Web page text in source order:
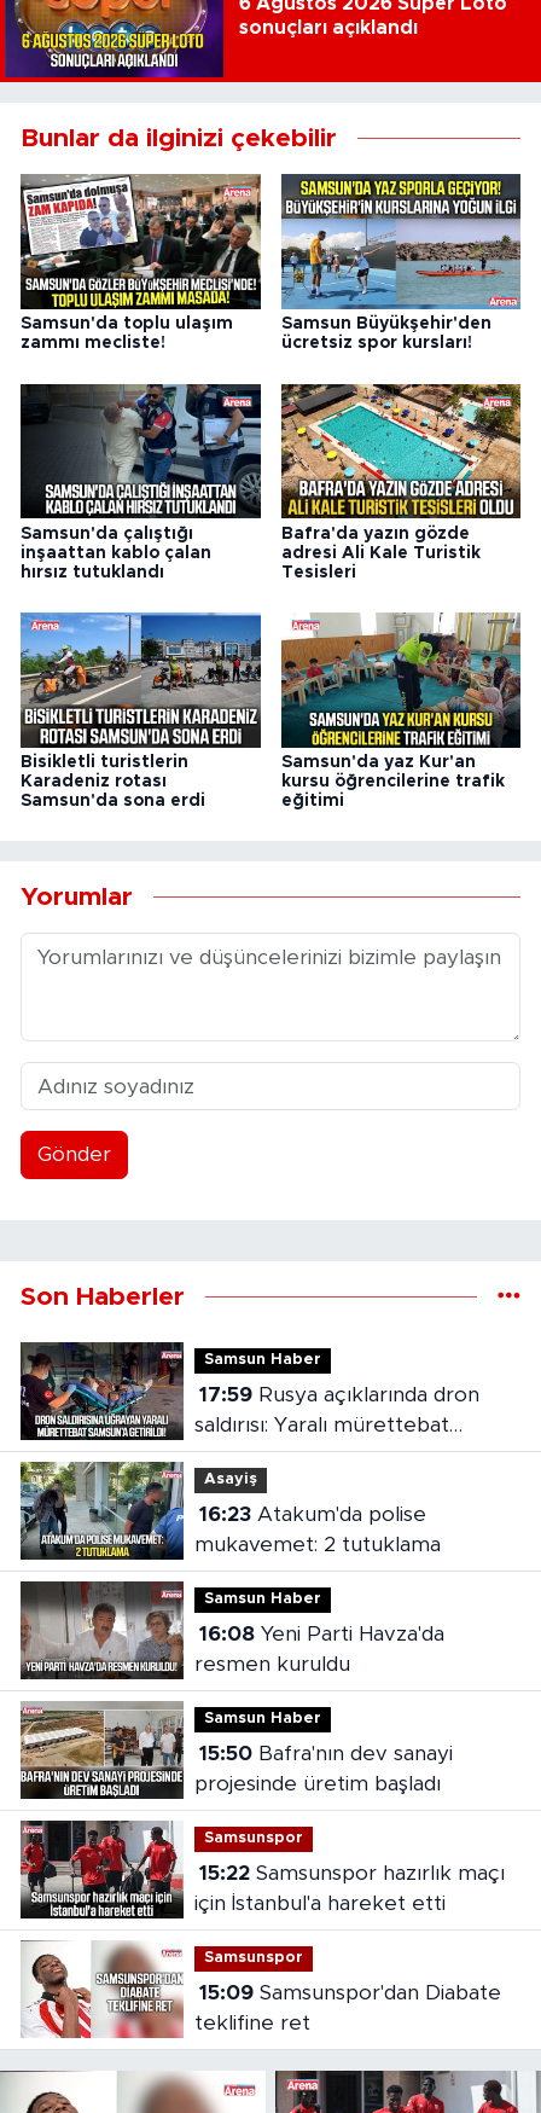
sonuçları açıklandı
Bunlar da ilginizi çekebilir
Samsun'da toplu ulaşım
zammı mecliste!
Samsun Büyükşehir'den
ücretsiz spor kursları!
Samsun'da çalıştığı
inşaattan kablo çalan
hırsız tutuklandı
Bafra'da yazın gözde
adresi Ali Kale Turistik
Tesisleri
Bisikletli turistlerin
Karadeniz rotası
Samsun'da sona erdi
Samsun'da yaz Kur'an
kursu öğrencilerine trafik
eğitimi
Yorumlar
Gönder
Son Haberler
Samsun Haber
17:59Rusya açıklarında dron
saldırısı: Yaralı mürettebat
Samsun'a getirildi
Asayiş
16:23Atakum'da polise
mukavemet: 2 tutuklama
Samsun Haber
16:08Yeni Parti Havza'da
resmen kuruldu
Samsun Haber
15:50Bafra'nın dev sanayi
projesinde üretim başladı
Samsunspor
15:22Samsunspor hazırlık maçı
için İstanbul'a hareket etti
Samsunspor
15:09Samsunspor'dan Diabate
teklifine ret